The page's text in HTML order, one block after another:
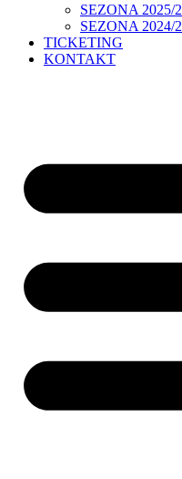
SEZONA 2025/
SEZONA 2024/
TICKETING
KONTAKT